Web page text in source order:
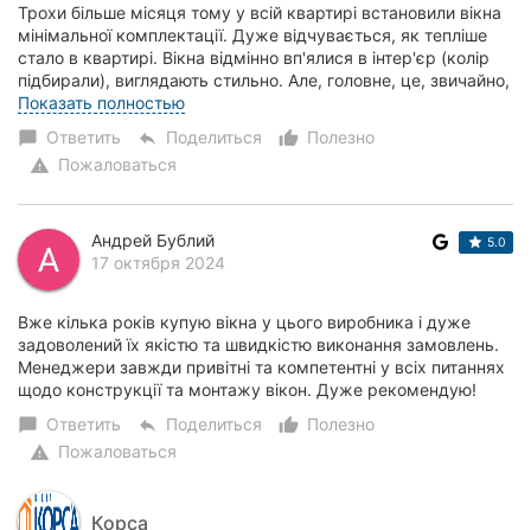
Трохи більше місяця тому у всій квартирі встановили вікна
мінімальної комплектації. Дуже відчувається, як тепліше
стало в квартирі. Вікна відмінно вп'ялися в інтер'єр (колір
підбирали), виглядають стильно. Але, головне, це, звичайно,
економія тепла....
Показать полностью
chat_bubble Ответить reply Поделиться thumb_up_alt
Полезно
warning Пожаловаться
Андрей Бублий
17 октября 2024
5.0
Вже кілька років купую вікна у цього виробника і дуже
задоволений їх якістю та швидкістю виконання замовлень.
Менеджери завжди привітні та компетентні у всіх питаннях
щодо конструкції та монтажу вікон. Дуже рекомендую!
chat_bubble Ответить reply Поделиться thumb_up_alt
Полезно
warning Пожаловаться
Корса